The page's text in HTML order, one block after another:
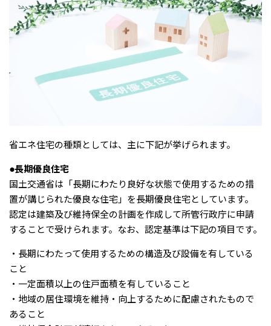
省エネ住宅の種類としては、主に下記が挙げられます。
●長期優良住宅
国土交通省は「長期にわたり良好な状態で使用するための措
置が講じられた優良な住宅」を長期優良住宅としています。
認定は建築及び維持保全の計画を作成して所管行政庁に申請
することで受けられます。なお、認定基準は下記の項目です。
・長期にわたって使用するための構造及び設備を有している
こと
・一定面積以上の住戸面積を有していること
・地域の居住環境を維持・向上するために配慮されたもので
あること